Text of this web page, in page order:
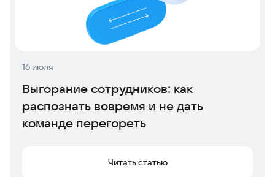
16 июля
Выгорание сотрудников: как
распознать вовремя и не дать
команде перегореть
Читать статью